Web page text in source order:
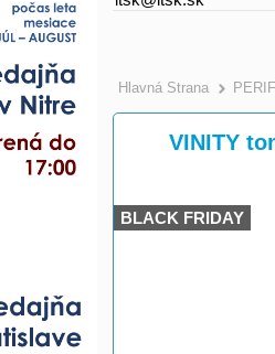
Hlavná Strana
VINITY
BLACK FRIDAY